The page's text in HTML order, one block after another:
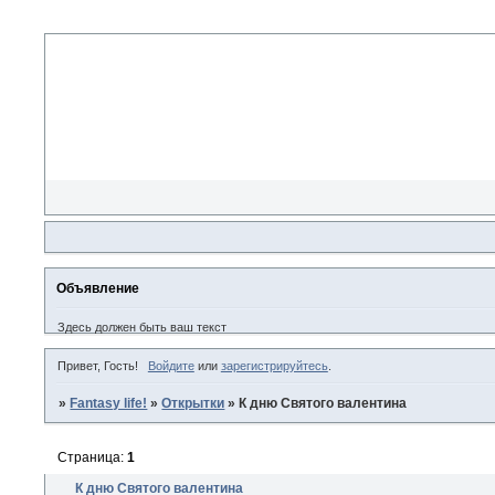
Объявление
Здесь должен быть ваш текст
Привет, Гость! Войдитеили зарегистрируйтесь.
»Fantasy life! »Открытки »К дню Святого валентина
К дню Святого валентина
Страница:1